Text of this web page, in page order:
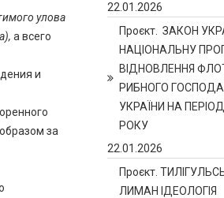
улова
а всего
и
за
22.01.2026
Проєкт. ЗАКОН
НАЦІОНАЛЬНУ
ВІДНОВЛЕННЯ
РИБНОГО
УКРАЇНИ НА
РОКУ
22.01.2026
Проєкт.
ЛИМАН ІДЕОЛОГІЯ